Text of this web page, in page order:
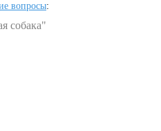
вопросы:
собака"